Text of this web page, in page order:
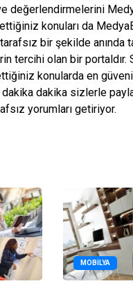
ve değerlendirmelerini
konuları da
bir şekilde anında
tercihi olan bir
konularda en
dakika sizlerle
yorumları getiriyor.
MOBILYA